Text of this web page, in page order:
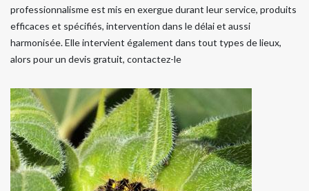
professionnalisme est mis en exergue durant leur service, produits
efficaces et spécifiés, intervention dans le délai et aussi
harmonisée. Elle intervient également dans tout types de lieux,
alors pour un devis gratuit, contactez-le